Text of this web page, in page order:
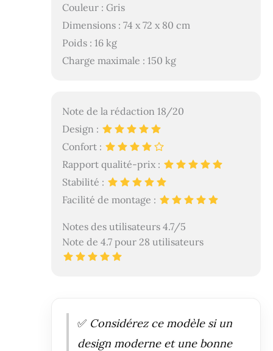
Couleur : Gris
Dimensions : 74 x 72 x 80 cm
Poids : 16 kg
Charge maximale : 150 kg
Note de la rédaction 18/20
Design :
Confort :
Rapport qualité-prix :
Stabilité :
Facilité de montage :
Notes des utilisateurs 4.7/5
Note de 4.7 pour 28 utilisateurs
✅ Considérez ce modèle si un
design moderne et une bonne